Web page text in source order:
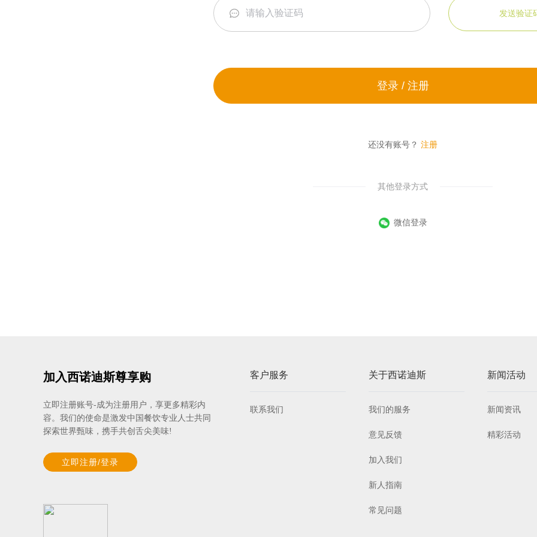
发送验证
登录 / 注册
还没有账号？ 注册
其他登录方式
微信登录
加入西诺迪斯尊享购
立即注册账号-成为注册用户，享更多精彩内
容。我们的使命是激发中国餐饮专业人士共同
探索世界甄味，携手共创舌尖美味!
立即注册/登录
客户服务
联系我们
关于西诺迪斯
我们的服务
意见反馈
加入我们
新人指南
常见问题
新闻活动
新闻资讯
精彩活动